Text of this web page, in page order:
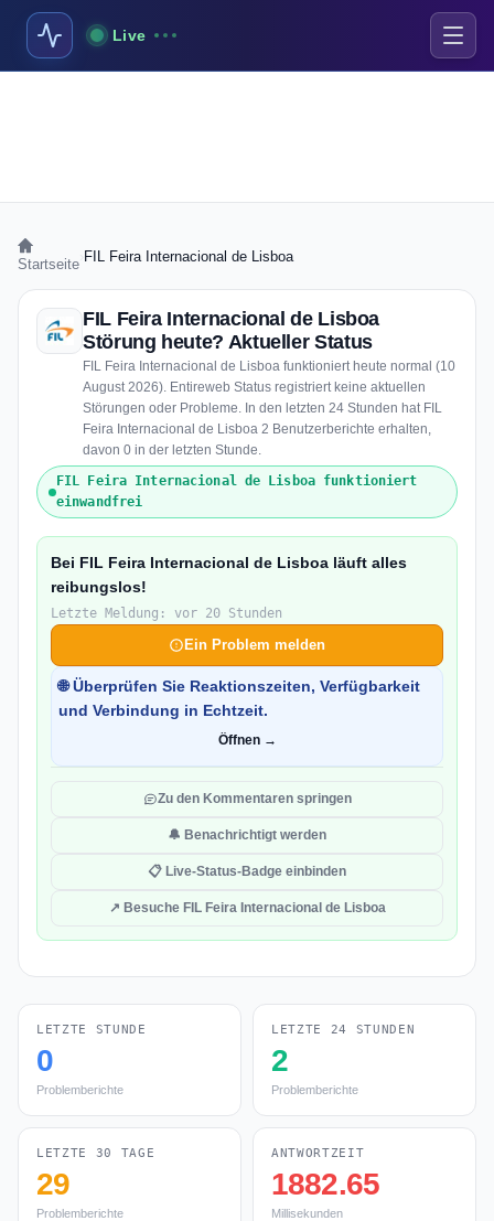
Live
Startseite FIL Feira Internacional de Lisboa
FIL Feira Internacional de Lisboa
Störung heute? Aktueller Status
FIL Feira Internacional de Lisboa funktioniert heute normal (10
August 2026). Entireweb Status registriert keine aktuellen
Störungen oder Probleme. In den letzten 24 Stunden hat FIL
Feira Internacional de Lisboa 2 Benutzerberichte erhalten,
davon 0 in der letzten Stunde.
FIL Feira Internacional de Lisboa funktioniert
einwandfrei
Bei FIL Feira Internacional de Lisboa läuft alles
reibungslos!
Letzte Meldung: vor 20 Stunden
Ein Problem melden
🌐 Überprüfen Sie Reaktionszeiten, Verfügbarkeit
und Verbindung in Echtzeit.
Öffnen →
Zu den Kommentaren springen
🔔 Benachrichtigt werden
📋 Live-Status-Badge einbinden
↗ Besuche FIL Feira Internacional de Lisboa
LETZTE STUNDE
0
Problemberichte
LETZTE 24 STUNDEN
2
Problemberichte
LETZTE 30 TAGE
29
Problemberichte
ANTWORTZEIT
1882.65
Millisekunden